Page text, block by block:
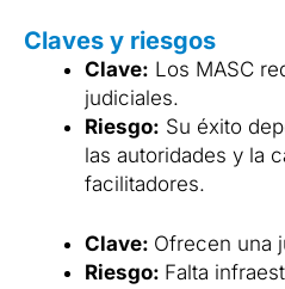
Claves y riesgos
Clave: Los MASC
judiciales.
Riesgo: Su éxito
las autoridades y la
facilitadores.
Clave: Ofrecen una
Riesgo: Falta